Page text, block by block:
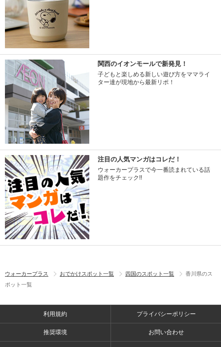
関西のイオンモールで新発見！
子どもと楽しめる新しい遊び方をママライ
ター達が現地から最新リポ！
注目の人気マンガはコレだ！
ウォーカープラスで今一番読まれている話
題作をチェック!!
ウォーカープラス おでかけスポット一覧 四国のスポット一覧
香川県のス
ポット一覧
利用規約 プライバシーポリシー
推奨環境 お問い合わせ